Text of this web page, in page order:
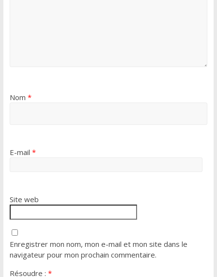
Nom *
E-mail *
Site web
Enregistrer mon nom, mon e-mail et mon site dans le
navigateur pour mon prochain commentaire.
Résoudre : *